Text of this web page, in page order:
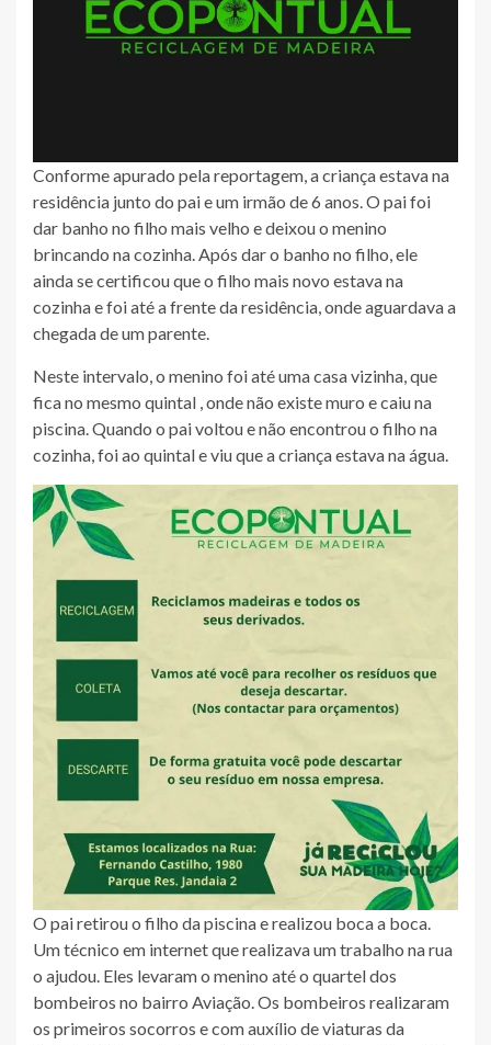
Conforme apurado pela reportagem, a criança estava na
residência junto do pai e um irmão de 6 anos. O pai foi
dar banho no filho mais velho e deixou o menino
brincando na cozinha. Após dar o banho no filho, ele
ainda se certificou que o filho mais novo estava na
cozinha e foi até a frente da residência, onde aguardava a
chegada de um parente.
Neste intervalo, o menino foi até uma casa vizinha, que
fica no mesmo quintal , onde não existe muro e caiu na
piscina. Quando o pai voltou e não encontrou o filho na
cozinha, foi ao quintal e viu que a criança estava na água.
O pai retirou o filho da piscina e realizou boca a boca.
Um técnico em internet que realizava um trabalho na rua
o ajudou. Eles levaram o menino até o quartel dos
bombeiros no bairro Aviação. Os bombeiros realizaram
os primeiros socorros e com auxílio de viaturas da